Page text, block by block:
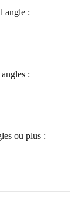
angle :
:
ou plus :